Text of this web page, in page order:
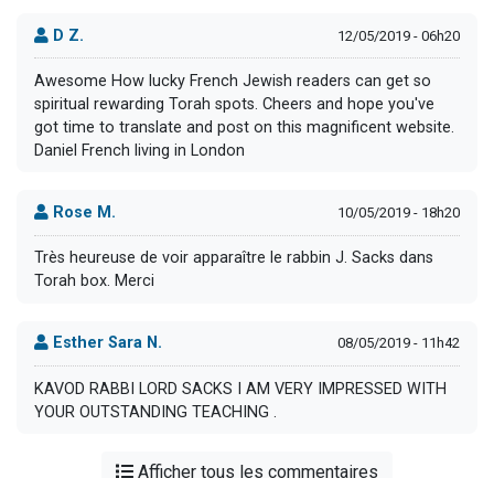
D Z. 12/05/2019 - 06h20
Awesome How lucky French Jewish readers can get so
spiritual rewarding Torah spots. Cheers and hope you've
got time to translate and post on this magnificent website.
Daniel French living in London
Rose M. 10/05/2019 - 18h20
Très heureuse de voir apparaître le rabbin J. Sacks dans
Torah box. Merci
Esther Sara N. 08/05/2019 - 11h42
KAVOD RABBI LORD SACKS I AM VERY IMPRESSED WITH
YOUR OUTSTANDING TEACHING .
Afficher tous les commentaires